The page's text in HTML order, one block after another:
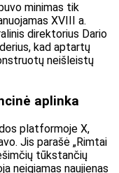
minimas tik
XVIII a.
direktorius Dario
kad aptartų
neišleistų
aplinka
platformoje X,
Jis parašė „Rimtai
tūkstančių
neigiamas naujienas